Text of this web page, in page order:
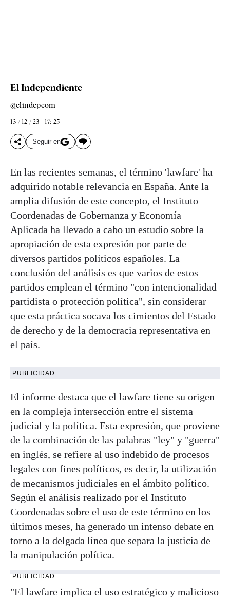
El Independiente
@elindepcom
13 / 12 / 23 - 17: 25
Seguir en
En las recientes semanas, el término 'lawfare' ha
adquirido notable relevancia en España. Ante la
amplia difusión de este concepto, el Instituto
Coordenadas de Gobernanza y Economía
Aplicada ha llevado a cabo un estudio sobre la
apropiación de esta expresión por parte de
diversos partidos políticos españoles. La
conclusión del análisis es que varios de estos
partidos emplean el término "con intencionalidad
partidista o protección política", sin considerar
que esta práctica socava los cimientos del Estado
de derecho y de la democracia representativa en
el país.
PUBLICIDAD
El informe destaca que el lawfare tiene su origen
en la compleja intersección entre el sistema
judicial y la política. Esta expresión, que proviene
de la combinación de las palabras "ley" y "guerra"
en inglés, se refiere al uso indebido de procesos
legales con fines políticos, es decir, la utilización
de mecanismos judiciales en el ámbito político.
Según el análisis realizado por el Instituto
Coordenadas sobre el uso de este término en los
últimos meses, ha generado un intenso debate en
torno a la delgada línea que separa la justicia de
la manipulación política.
PUBLICIDAD
"El lawfare implica el uso estratégico y malicioso